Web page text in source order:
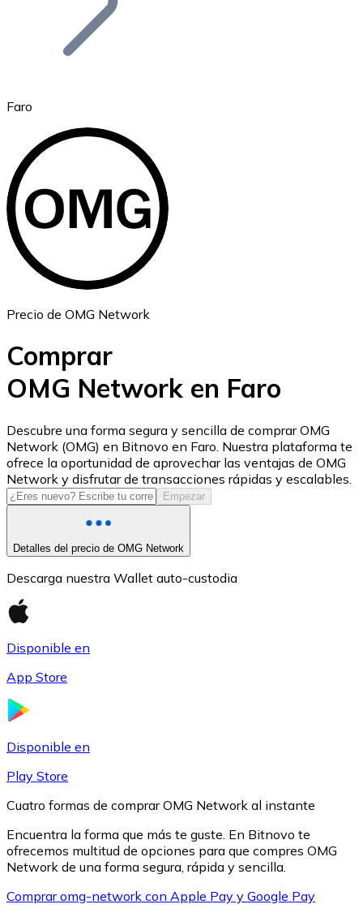
Ethereum
ETH
USD Coin
USDC
XRP
Faro
Precio de OMG Network
Comprar
OMG Network en Faro
Descubre una forma segura y sencilla de comprar OMG
Network (OMG) en Bitnovo en Faro. Nuestra plataforma te
ofrece la oportunidad de aprovechar las ventajas de OMG
Network y disfrutar de transacciones rápidas y escalables.
Empezar
Detalles del precio de OMG Network
Descarga nuestra Wallet auto-custodia
Disponible en
App Store
Disponible en
Play Store
Cuatro formas de comprar OMG Network al instante
Encuentra la forma que más te guste. En Bitnovo te
ofrecemos multitud de opciones para que compres OMG
Network de una forma segura, rápida y sencilla.
Comprar omg-network con Apple Pay y Google Pay